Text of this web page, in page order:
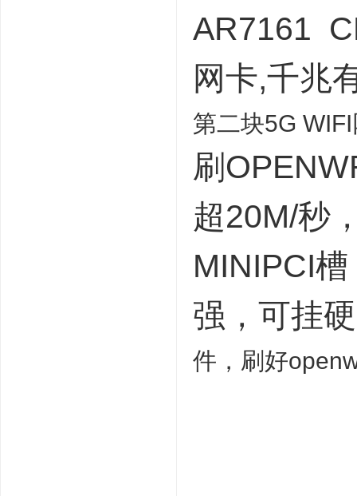
AR7161
网卡,千兆
第二块5G
刷
超20M/秒
MINIPCI
强，可挂
件，刷好